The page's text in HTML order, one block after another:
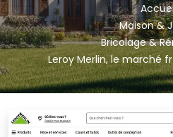
Maison &
Bricolage &
Leroy Merlin, le marché